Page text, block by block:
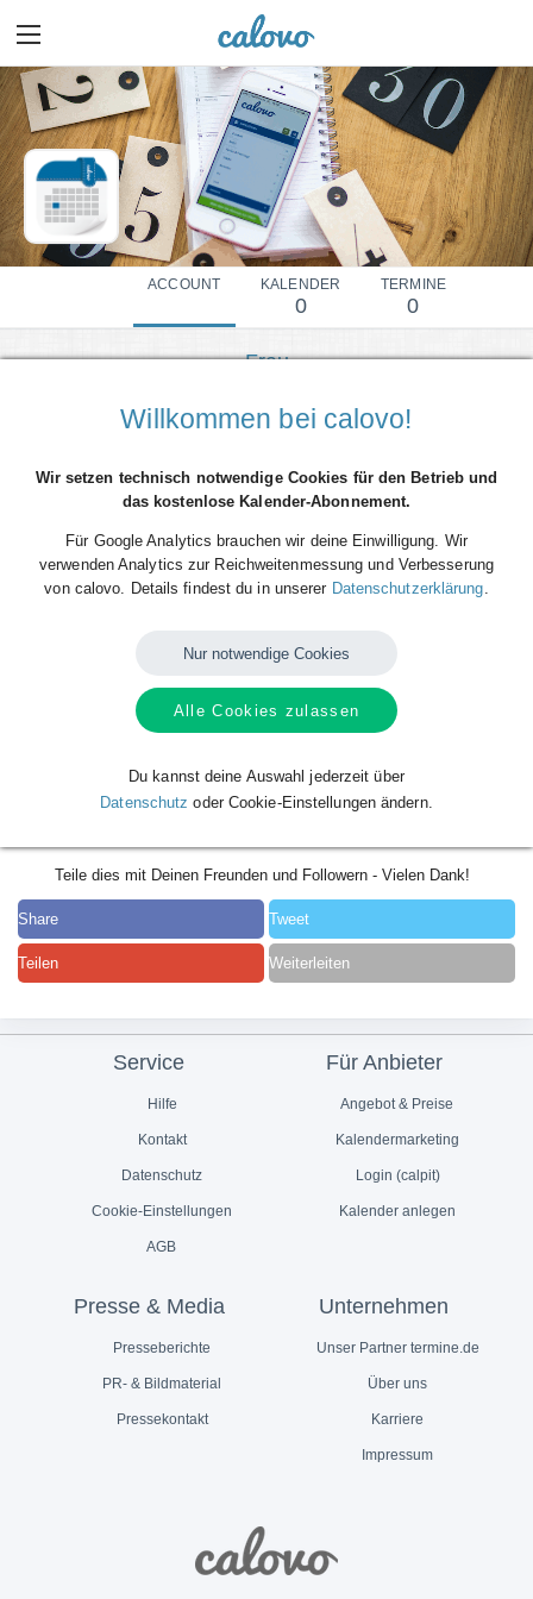
ACCOUNT KALENDER
0
TERMINE
0
Frau
Mehr Details einblenden
Teile dies mit Deinen Freunden und Followern - Vielen Dank!
Share Tweet
Teilen Weiterleiten
Service
Hilfe
Kontakt
Datenschutz
Cookie-Einstellungen
AGB
Für Anbieter
Angebot & Preise
Kalendermarketing
Login (calpit)
Kalender anlegen
Presse & Media
Presseberichte
PR- & Bildmaterial
Pressekontakt
Unternehmen
Unser Partner termine.de
Über uns
Karriere
Impressum
Willkommen bei calovo!
Wir setzen technisch notwendige Cookies für den Betrieb und
das kostenlose Kalender-Abonnement.
Für Google Analytics brauchen wir deine Einwilligung. Wir
verwenden Analytics zur Reichweitenmessung und Verbesserung
von calovo. Details findest du in unserer Datenschutzerklärung
Nur notwendige Cookies
Alle Cookies zulassen
Du kannst deine Auswahl jederzeit über
Datenschutz oder Cookie-Einstellungen ändern.